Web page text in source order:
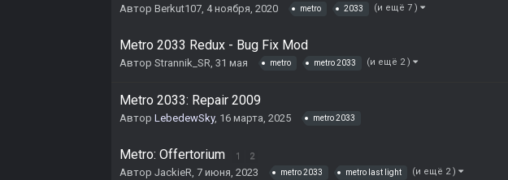
Автор Berkut107, 4 ноября, 2020 metro 2033 (и ещё 7 )
Metro 2033 Redux - Bug Fix Mod
Автор Strannik_SR, 31 мая metro metro 2033 (и ещё 2 )
Metro 2033: Repair 2009
Автор LebedewSky, 16 марта, 2025 metro 2033
Metro: Offertorium 1 2
Автор JackieR, 7 июня, 2023 metro 2033 metro last light (и ещё 2 )